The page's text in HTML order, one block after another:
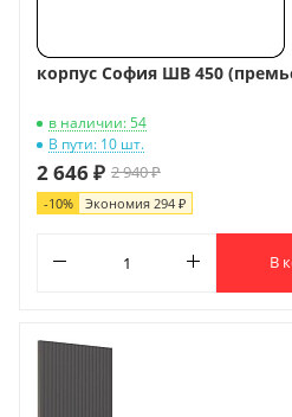
корпус София ШВ 450
в наличии: 54
В пути: 10 шт.
2 646 ₽ 2 940 ₽
-10% Экономия 294 ₽
В